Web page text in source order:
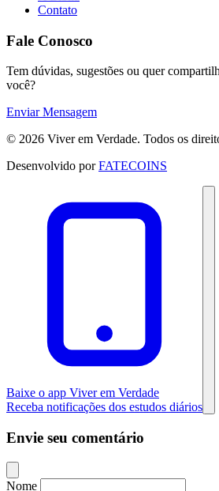
Contato
Fale Conosco
Tem dúvidas, sugestões ou quer
você?
Enviar Mensagem
© 2026 Viver em Verdade. Todos os
Desenvolvido porFATECOINS
Baixe o app Viver em Verdade
Receba notificações dos estudos diários
Envie seu comentário
Nome